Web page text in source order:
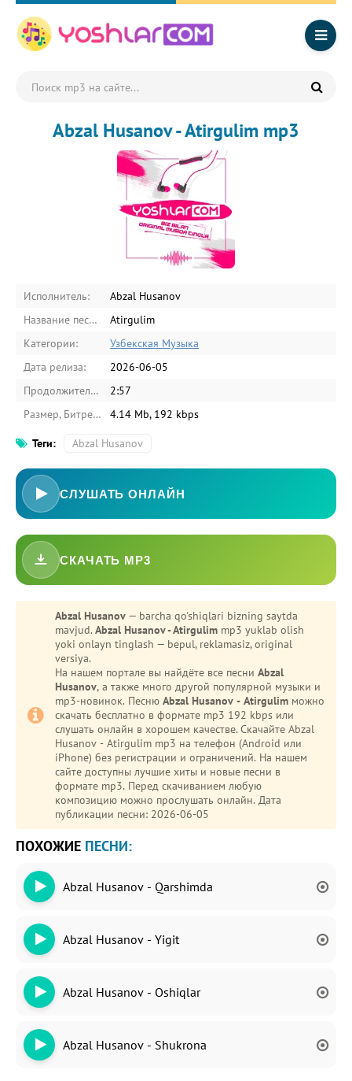
Abzal Husanov - Atirgulim mp3
Исполнитель:
Abzal Husanov
Название песни:
Atirgulim
Категории:
Узбекская Музыка
Дата релиза:
2026-06-05
Продолжительность:
2:57
Размер, Битрейт:
4.14 Mb, 192 kbps
Теги: Abzal Husanov
СЛУШАТЬ ОНЛАЙН
СКАЧАТЬ MP3
Abzal Husanov — barcha qo'shiqlari bizning saytda
mavjud. Abzal Husanov - Atirgulim mp3 yuklab olish
yoki onlayn tinglash — bepul, reklamasiz, original
versiya.
На нашем портале вы найдёте все песни Abzal
Husanov, а также много другой популярной музыки и
mp3-новинок. Песню Abzal Husanov - Atirgulim можно
скачать бесплатно в формате mp3 192 kbps или
слушать онлайн в хорошем качестве. Скачайте Abzal
Husanov - Atirgulim mp3 на телефон (Android или
iPhone) без регистрации и ограничений. На нашем
сайте доступны лучшие хиты и новые песни в
формате mp3. Перед скачиванием любую
композицию можно прослушать онлайн. Дата
публикации песни: 2026-06-05
ПОХОЖИЕ ПЕСНИ:
Abzal Husanov - Qarshimda
Abzal Husanov - Yigit
Abzal Husanov - Oshiqlar
Abzal Husanov - Shukrona
Bezori
Oshiq edim